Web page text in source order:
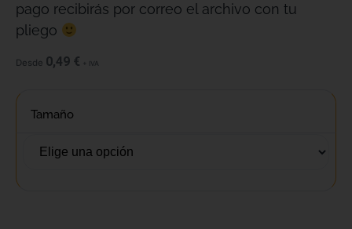
pago recibirás por correo el archivo con tu
pliego
Desde 0,49 € + IVA
Tamaño